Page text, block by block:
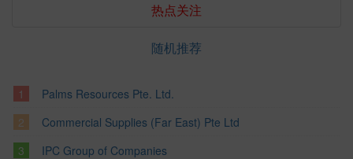
热点关注
随机推荐
Palms Resources Pte. Ltd.
Commercial Supplies (Far East) Pte Ltd
IPC Group of Companies